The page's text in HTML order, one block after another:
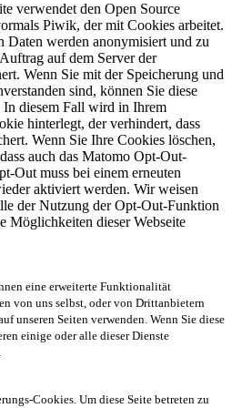
verwendet den Open Source
Piwik, der mit Cookies arbeitet.
Daten werden anonymisiert und zu
auf dem Server der
Wenn Sie mit der Speicherung und
sind, können Sie diese
diesem Fall wird in Ihrem
hinterlegt, der verhindert, dass
Wenn Sie Ihre Cookies löschen,
auch das Matomo Opt-Out-
Out muss bei einem erneuten
aktiviert werden. Wir weisen
der Nutzung der Opt-Out-Funktion
Möglichkeiten dieser Webseite
eine erweiterte Funktionalität
von uns selbst, oder von Drittanbietern
unseren Seiten verwenden. Wenn Sie diese
einige oder alle dieser Dienste
Cookies. Um diese Seite betreten zu